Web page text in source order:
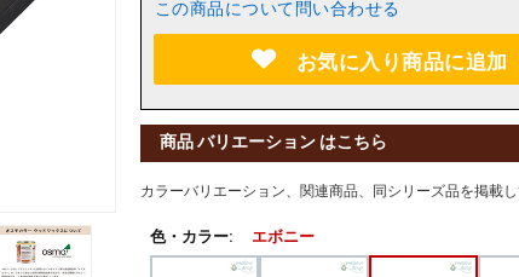
この商品について問い合わせる
お気に入り商品に追加
商品 バリエーション はこちら
カラーバリエーション、関連商品、同シリーズ品を掲載し
色・カラー: エボニー